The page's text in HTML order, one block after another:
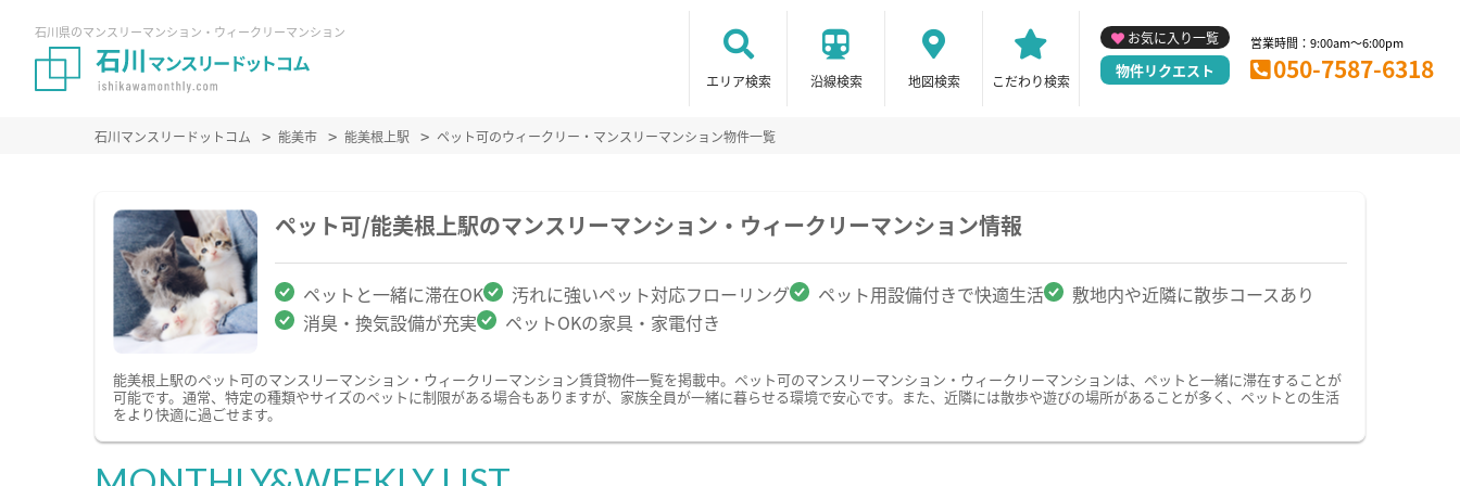
石川県のマンスリーマンション・ウィークリーマンション
エリア検索 沿線検索 地図検索 こだわり検索
お気に入り一覧
物件リクエスト
営業時間：9:00am～6:00pm
050-7587-6318
石川マンスリードットコム 能美市 能美根上駅 ペット可のウィークリー・マンスリーマンション物件一覧
ペット可/能美根上駅のマンスリーマンション・ウィークリーマンション情報
ペットと一緒に滞在OK 汚れに強いペット対応フローリング ペット用設備付きで快適生活
敷地内や近隣に散歩コースあり
消臭・換気設備が充実
ペットOKの家具・家電付き
能美根上駅のペット可のマンスリーマンション・ウィークリーマンション賃貸物件一覧を掲載中。ペット可のマンスリーマンション・ウィークリーマンションは、ペットと一緒に滞在することが
可能です。通常、特定の種類やサイズのペットに制限がある場合もありますが、家族全員が一緒に暮らせる環境で安心です。また、近隣には散歩や遊びの場所があることが多く、ペットとの生活
をより快適に過ごせます。